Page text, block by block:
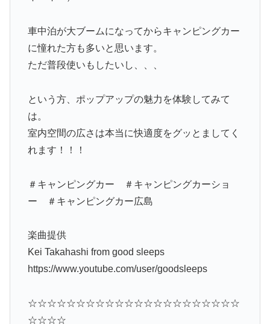
車中泊が大ブームになってからキャンピングカー
に憧れた方も多いと思います。
ただ普段使いもしたいし、、、
という方、ポップアップの魅力を体験してみて
は。
室内空間の広さは本当に快適度をグッとましてく
れます！！！
＃キャンピングカー ＃キャンピングカーショ
ー ＃キャンピングカー広島
楽曲提供
Kei Takahashi from good sleeps
https://www.youtube.com/user/goodsleeps
☆☆☆☆☆☆☆☆☆☆☆☆☆☆☆☆☆☆☆☆☆☆
☆☆☆☆